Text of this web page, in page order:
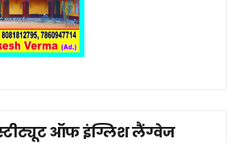
ऑफ इंग्लिश लैंग्वेज